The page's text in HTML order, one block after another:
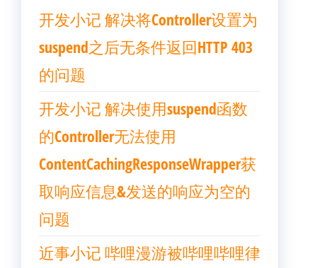
开发小记 解决将Controller设置为
suspend之后无条件返回HTTP 403
的问题
开发小记 解决使用suspend函数
的Controller无法使用
ContentCachingResponseWrapper获
取响应信息&发送的响应为空的
问题
近事小记 哔哩漫游被哔哩哔哩律